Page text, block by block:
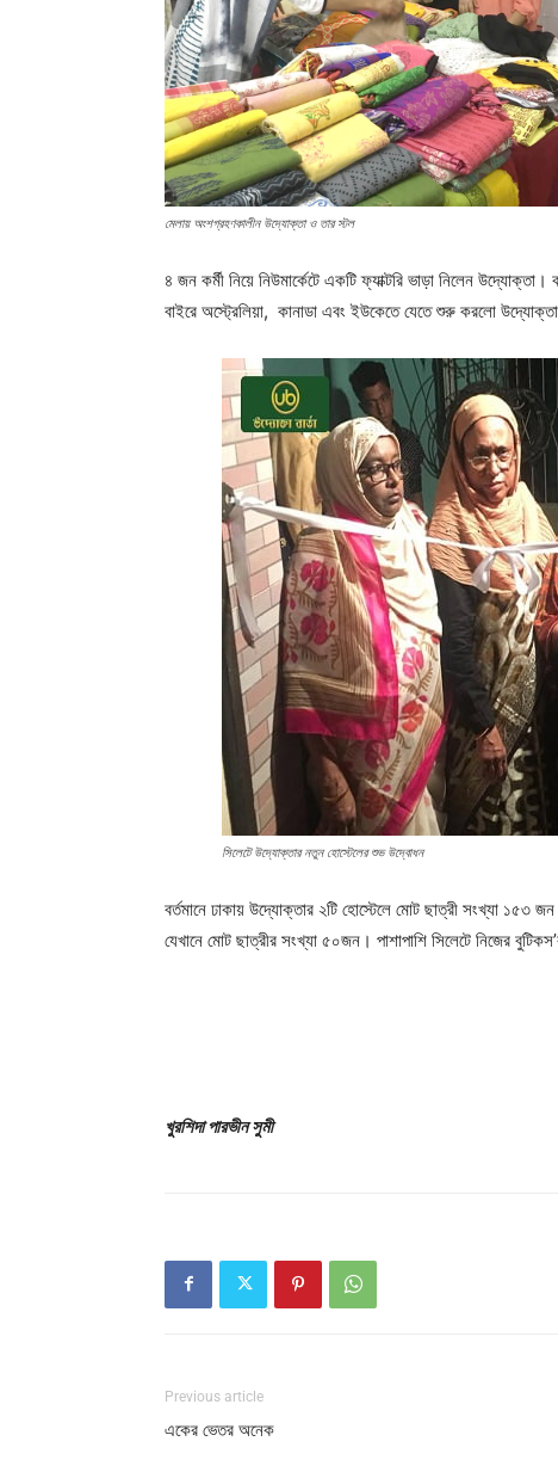
মেলায় অংশগ্রহণকালীন উদ্যোক্তা ও তার স্টল
৪ জন কর্মী নিয়ে নিউমার্কেটে একটি ফ্যাক্টরি ভাড়া নিলেন
বাইরে অস্ট্রেলিয়া, কানাডা এবং ইউকেতে যেতে শুরু করলো
সিলেটে উদ্যোক্তার নতুন হোস্টেলের শুভ উদ্বোধন
বর্তমানে ঢাকায় উদ্যোক্তার ২টি হোস্টেলে মোট ছাত্রী সংখ্যা
যেখানে মোট ছাত্রীর সংখ্যা ৫০জন। পাশাপাশি সিলেটে নিজের
খুরশিদা পারভীন সুমী
Previous article
একের ভেতর অনেক